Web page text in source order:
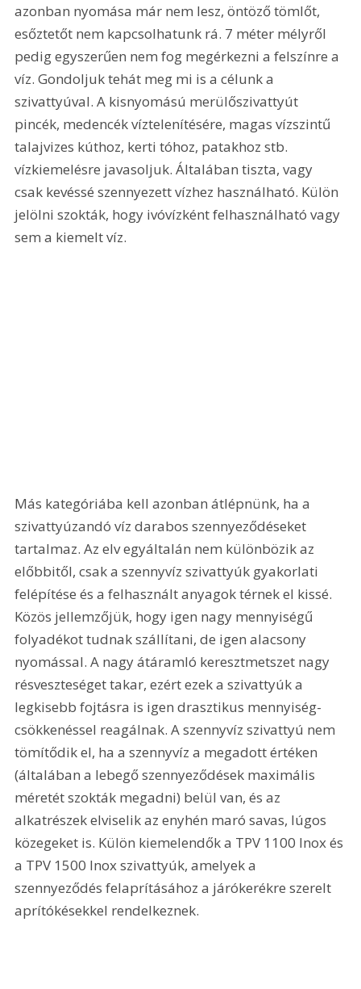
azonban nyomása már nem lesz, öntöző tömlőt,
esőztetőt nem kapcsolhatunk rá. 7 méter mélyről
pedig egyszerűen nem fog megérkezni a felszínre a
víz. Gondoljuk tehát meg mi is a célunk a
szivattyúval. A kisnyomású merülőszivattyút
pincék, medencék víztelenítésére, magas vízszintű
talajvizes kúthoz, kerti tóhoz, patakhoz stb.
vízkiemelésre javasoljuk. Általában tiszta, vagy
csak kevéssé szennyezett vízhez használható. Külön
jelölni szokták, hogy ivóvízként felhasználható vagy
sem a kiemelt víz.
Más kategóriába kell azonban átlépnünk, ha a
szivattyúzandó víz darabos szennyeződéseket
tartalmaz. Az elv egyáltalán nem különbözik az
előbbitől, csak a szennyvíz szivattyúk gyakorlati
felépítése és a felhasznált anyagok térnek el kissé.
Közös jellemzőjük, hogy igen nagy mennyiségű
folyadékot tudnak szállítani, de igen alacsony
nyomással. A nagy átáramló keresztmetszet nagy
résveszteséget takar, ezért ezek a szivattyúk a
legkisebb fojtásra is igen drasztikus mennyiség-
csökkenéssel reagálnak. A szennyvíz szivattyú nem
tömítődik el, ha a szennyvíz a megadott értéken
(általában a lebegő szennyeződések maximális
méretét szokták megadni) belül van, és az
alkatrészek elviselik az enyhén maró savas, lúgos
közegeket is. Külön kiemelendők a TPV 1100 Inox és
a TPV 1500 Inox szivattyúk, amelyek a
szennyeződés felaprításához a járókerékre szerelt
aprítókésekkel rendelkeznek.